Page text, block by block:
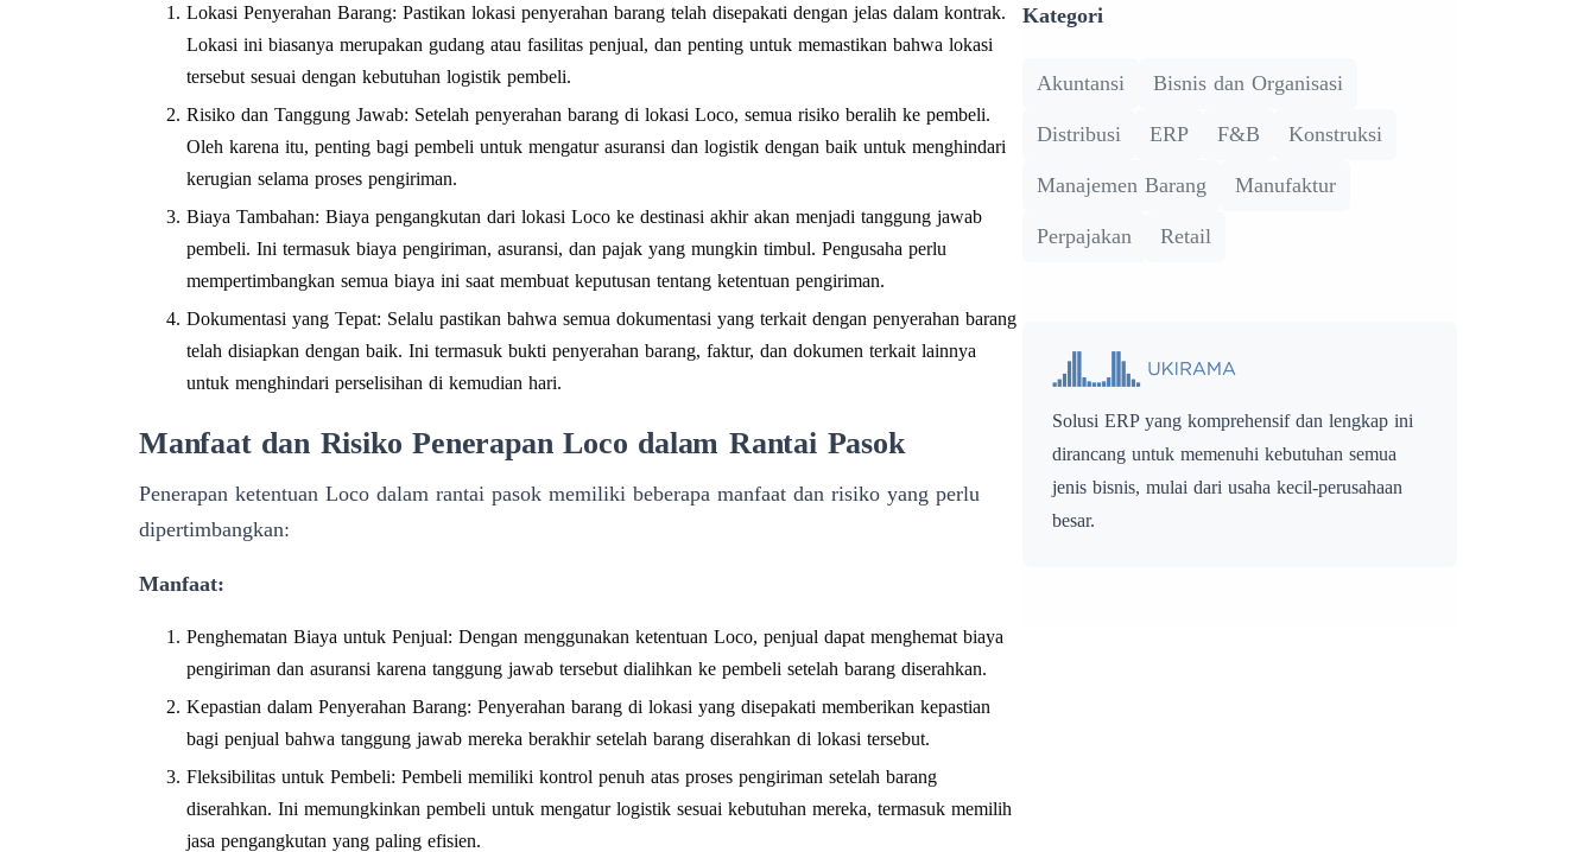
Lokasi Penyerahan Barang: Pastikan lokasi penyerahan barang telah disepakati dengan jelas dalam kontrak.
Lokasi ini biasanya merupakan gudang atau fasilitas penjual, dan penting untuk memastikan bahwa lokasi
tersebut sesuai dengan kebutuhan logistik pembeli.
Risiko dan Tanggung Jawab: Setelah penyerahan barang di lokasi Loco, semua risiko beralih ke pembeli.
Oleh karena itu, penting bagi pembeli untuk mengatur asuransi dan logistik dengan baik untuk menghindari
kerugian selama proses pengiriman.
Biaya Tambahan: Biaya pengangkutan dari lokasi Loco ke destinasi akhir akan menjadi tanggung jawab
pembeli. Ini termasuk biaya pengiriman, asuransi, dan pajak yang mungkin timbul. Pengusaha perlu
mempertimbangkan semua biaya ini saat membuat keputusan tentang ketentuan pengiriman.
Dokumentasi yang Tepat: Selalu pastikan bahwa semua dokumentasi yang terkait dengan penyerahan barang
telah disiapkan dengan baik. Ini termasuk bukti penyerahan barang, faktur, dan dokumen terkait lainnya
untuk menghindari perselisihan di kemudian hari.
Manfaat dan Risiko Penerapan Loco dalam Rantai Pasok
Penerapan ketentuan Loco dalam rantai pasok memiliki beberapa manfaat dan risiko yang perlu
dipertimbangkan:
Manfaat:
Penghematan Biaya untuk Penjual: Dengan menggunakan ketentuan Loco, penjual dapat menghemat biaya
pengiriman dan asuransi karena tanggung jawab tersebut dialihkan ke pembeli setelah barang diserahkan.
Kepastian dalam Penyerahan Barang: Penyerahan barang di lokasi yang disepakati memberikan kepastian
bagi penjual bahwa tanggung jawab mereka berakhir setelah barang diserahkan di lokasi tersebut.
Fleksibilitas untuk Pembeli: Pembeli memiliki kontrol penuh atas proses pengiriman setelah barang
diserahkan. Ini memungkinkan pembeli untuk mengatur logistik sesuai kebutuhan mereka, termasuk memilih
jasa pengangkutan yang paling efisien.
Kategori
Akuntansi Bisnis dan Organisasi
Distribusi ERP F&B Konstruksi
Manajemen Barang Manufaktur
Perpajakan Retail
Solusi ERP yang komprehensif dan lengkap ini
dirancang untuk memenuhi kebutuhan semua
jenis bisnis, mulai dari usaha kecil-perusahaan
besar.